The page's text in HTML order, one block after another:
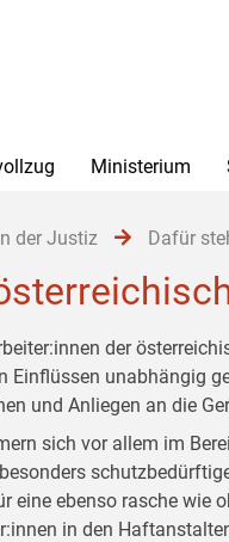
Ministerium
der Justiz Dafür
der
Einflüssen unabhängig
und Anliegen an die
sich vor allem im
eine ebenso rasche wie
in den